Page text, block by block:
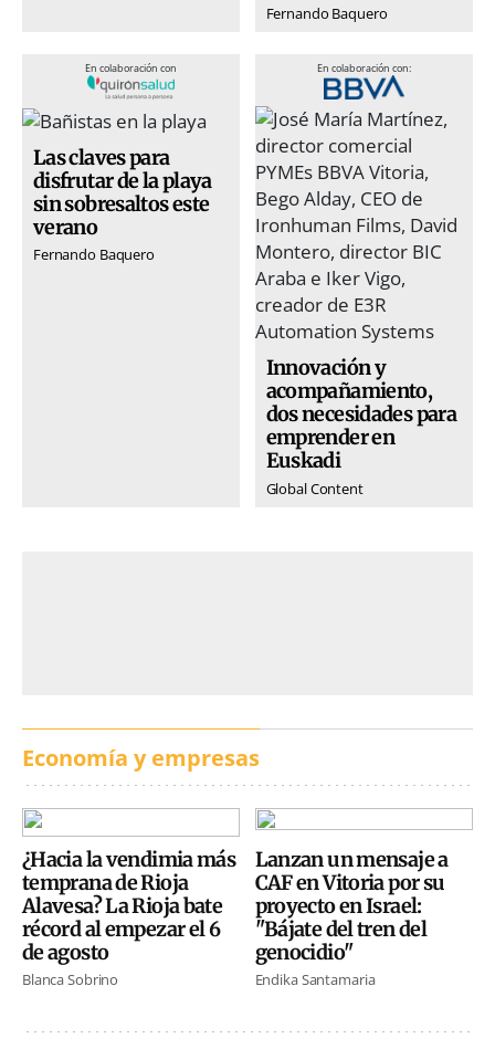
Fernando Baquero
En colaboración con
Las claves para
disfrutar de la playa
sin sobresaltos este
verano
Fernando Baquero
En colaboración con:
Innovación y
acompañamiento,
dos necesidades para
emprender en
Euskadi
Global Content
Economía y empresas
¿Hacia la vendimia más
temprana de Rioja
Alavesa? La Rioja bate
récord al empezar el 6
de agosto
Blanca Sobrino
Lanzan un mensaje a
CAF en Vitoria por su
proyecto en Israel:
"Bájate del tren del
genocidio"
Endika Santamaria